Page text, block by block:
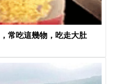
常吃這幾物，吃走大肚